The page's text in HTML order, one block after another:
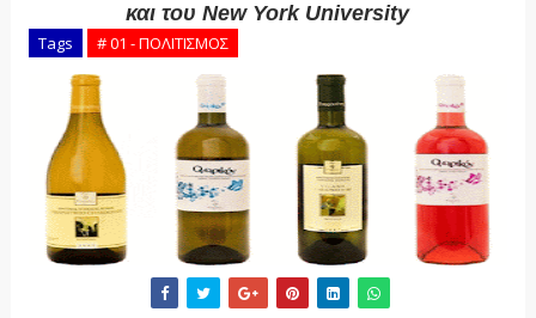
και του New York University
Tags # 01 - ΠΟΛΙΤΙΣΜΟΣ